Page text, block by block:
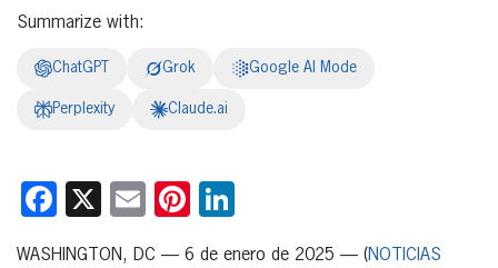
Summarize with:
ChatGPT Grok Google AI Mode
Perplexity Claude.ai
Facebook
X EmailPinterest
WASHINGTON, DC — 6 de enero de 2025 — (NOTICIAS